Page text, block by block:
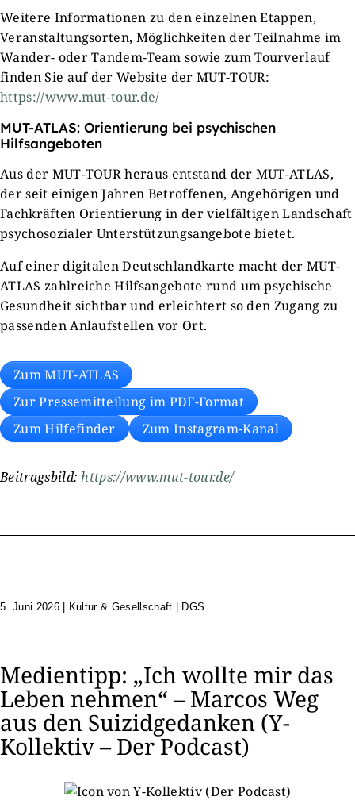
Weitere Informationen zu den einzelnen Etappen,
Veranstaltungsorten, Möglichkeiten der Teilnahme im
Wander- oder Tandem-Team sowie zum Tourverlauf
finden Sie auf der Website der MUT-TOUR:
https://www.mut-tour.de/
MUT-ATLAS: Orientierung bei psychischen
Hilfsangeboten
Aus der MUT-TOUR heraus entstand der MUT-ATLAS,
der seit einigen Jahren Betroffenen, Angehörigen und
Fachkräften Orientierung in der vielfältigen Landschaft
psychosozialer Unterstützungsangebote bietet.
Auf einer digitalen Deutschlandkarte macht der MUT-
ATLAS zahlreiche Hilfsangebote rund um psychische
Gesundheit sichtbar und erleichtert so den Zugang zu
passenden Anlaufstellen vor Ort.
Zum MUT-ATLAS
Zur Pressemitteilung im PDF-Format
Zum Hilfefinder
Zum Instagram-Kanal
Beitragsbild:https://www.mut-tour.de/
5. Juni 2026| Kultur & Gesellschaft | DGS
Medientipp: „Ich wollte mir das
Leben nehmen“ – Marcos Weg
aus den Suizidgedanken (Y-
Kollektiv – Der Podcast)